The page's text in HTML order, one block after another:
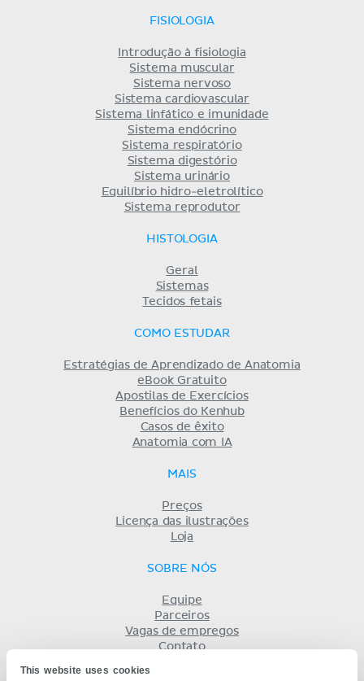
This website uses cookies
FISIOLOGIA
Introdução à fisiologia
Sistema muscular
Sistema nervoso
Sistema cardiovascular
Sistema linfático e imunidade
Sistema endócrino
Sistema respiratório
Sistema digestório
Sistema urinário
Equilíbrio hidro-eletrolítico
Sistema reprodutor
HISTOLOGIA
Geral
Sistemas
Tecidos fetais
COMO ESTUDAR
Estratégias de Aprendizado de Anatomia
eBook Gratuito
Apostilas de Exercícios
Benefícios do Kenhub
Casos de êxito
Anatomia com IA
MAIS
Preços
Licença das ilustrações
Loja
SOBRE NÓS
Equipe
Parceiros
Vagas de empregos
Contato